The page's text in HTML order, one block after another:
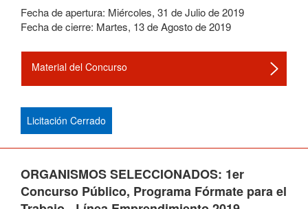
Fecha de apertura: Miércoles, 31 deJuliode2019
Fecha de cierre: Martes, 13deAgostode2019
Material del Concurso
Licitación Cerrado
ORGANISMOS SELECCIONADOS: 1er
Concurso Público, Programa Fórmate para el